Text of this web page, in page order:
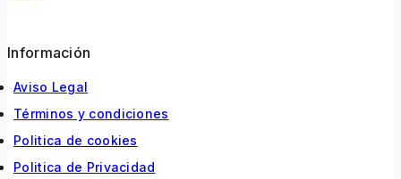
Información
Aviso Legal
Términos y condiciones
Politica de cookies
Politica de Privacidad